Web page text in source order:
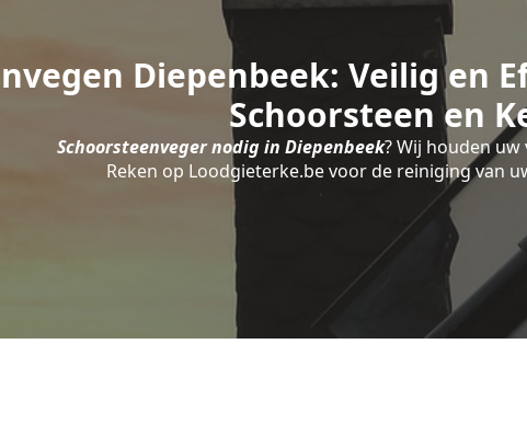
Diepenbeek: Veilig en
Schoorsteen en
Schoorsteenveger nodig in Diepenbeek? Wij houden
Reken op Loodgieterke.be voor de reiniging van